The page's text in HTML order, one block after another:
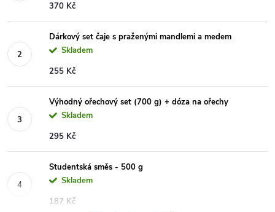
370 Kč
Dárkový set čaje s praženými mandlemi a medem
Skladem
255 Kč
Výhodný ořechový set (700 g) + dóza na ořechy
Skladem
295 Kč
Studentská směs - 500 g
Skladem
187 Kč